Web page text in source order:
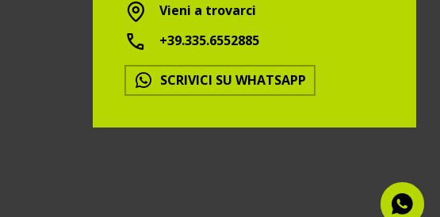
Vieni a trovarci
+39.335.6552885
SCRIVICI SU WHATSAPP